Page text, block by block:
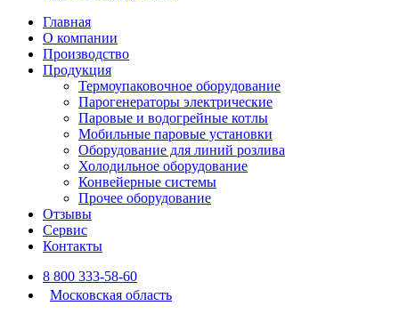
Главная
О компании
Производство
Продукция
Термоупаковочное оборудование
Парогенераторы электрические
Паровые и водогрейные котлы
Мобильные паровые установки
Оборудование для линий розлива
Холодильное оборудование
Конвейерные системы
Прочее оборудование
Отзывы
Сервис
Контакты
8 800 333-58-60
Московская область